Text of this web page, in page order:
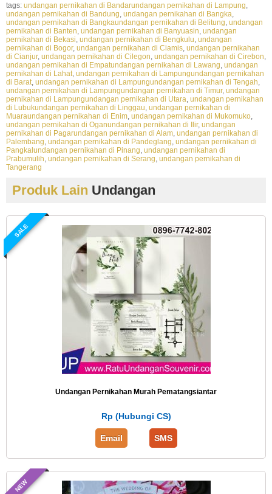
tags: undangan pernikahan di Bandarundangan pernikahan di Lampung,
undangan pernikahan di Bandung, undangan pernikahan di Bangka,
undangan pernikahan di Bangkaundangan pernikahan di Belitung, undangan
pernikahan di Banten, undangan pernikahan di Banyuasin, undangan
pernikahan di Bekasi, undangan pernikahan di Bengkulu, undangan
pernikahan di Bogor, undangan pernikahan di Ciamis, undangan pernikahan
di Cianjur, undangan pernikahan di Cilegon, undangan pernikahan di Cirebon,
undangan pernikahan di Empatundangan pernikahan di Lawang, undangan
pernikahan di Lahat, undangan pernikahan di Lampungundangan pernikahan
di Barat, undangan pernikahan di Lampungundangan pernikahan di Tengah,
undangan pernikahan di Lampungundangan pernikahan di Timur, undangan
pernikahan di Lampungundangan pernikahan di Utara, undangan pernikahan
di Lubukundangan pernikahan di Linggau, undangan pernikahan di
Muaraundangan pernikahan di Enim, undangan pernikahan di Mukomuko,
undangan pernikahan di Oganundangan pernikahan di Ilir, undangan
pernikahan di Pagarundangan pernikahan di Alam, undangan pernikahan di
Palembang, undangan pernikahan di Pandeglang, undangan pernikahan di
Pangkalundangan pernikahan di Pinang, undangan pernikahan di
Prabumulih, undangan pernikahan di Serang, undangan pernikahan di
Tangerang
Produk Lain Undangan
SALE
Undangan Pernikahan Murah Pematangsiantar
Rp (Hubungi CS)
Email SMS
NEW